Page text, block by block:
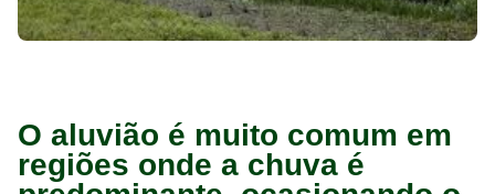
O aluvião é muito comum em
regiões onde a chuva é